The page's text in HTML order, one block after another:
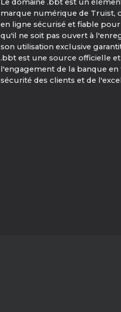
Le domaine .bbt est un
marque numérique de Truist,
en ligne sécurisé et fiable pour
qu'il ne soit pas ouvert à
son utilisation exclusive
.bbt est une source officielle
l'engagement de la banque en
sécurité des clients et de